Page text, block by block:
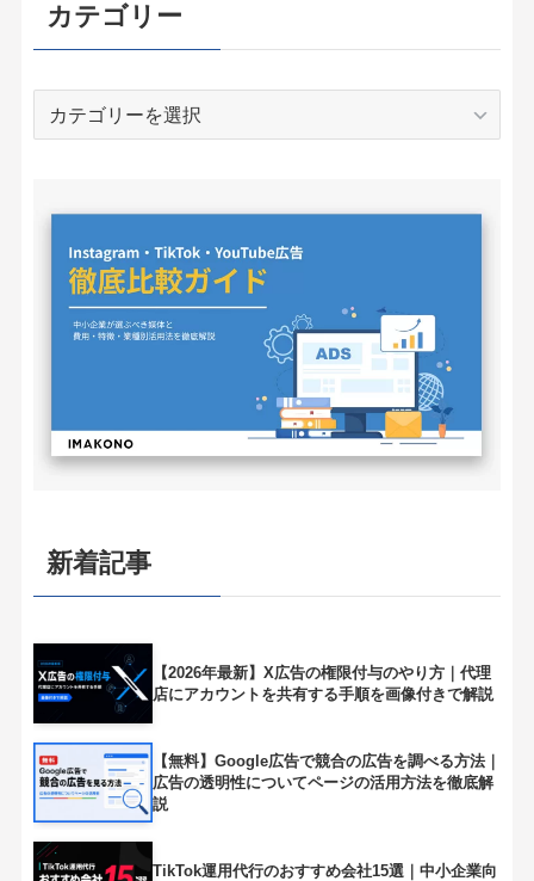
カテゴリー
ー
新着記事
【2026年最新】X広告の権限付与のやり方｜代理
店にアカウントを共有する手順を画像付きで解説
【無料】Google広告で競合の広告を調べる方法｜
広告の透明性についてページの活用方法を徹底解
説
TikTok運用代行のおすすめ会社15選｜中小企業向